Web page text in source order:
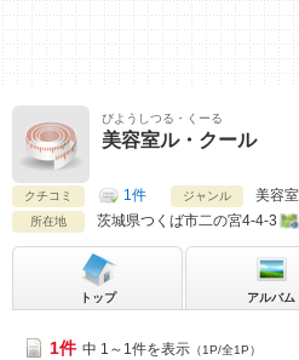
びようしつる・くーる
美容室ル・クール
クチコミ 1件 ジャンル 美容室
所在地 茨城県つくば市二の宮4-4-3
トップ アルバム
1件 中 1～1件を表示 （1P/全1P）